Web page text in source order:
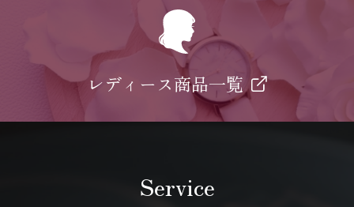
レディース商品一覧
Service